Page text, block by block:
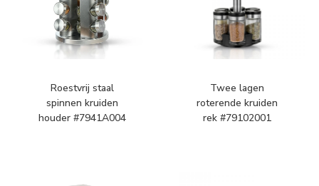
Roestvrij staal
spinnen kruiden
houder #7941A004
Twee lagen
roterende kruiden
rek #79102001